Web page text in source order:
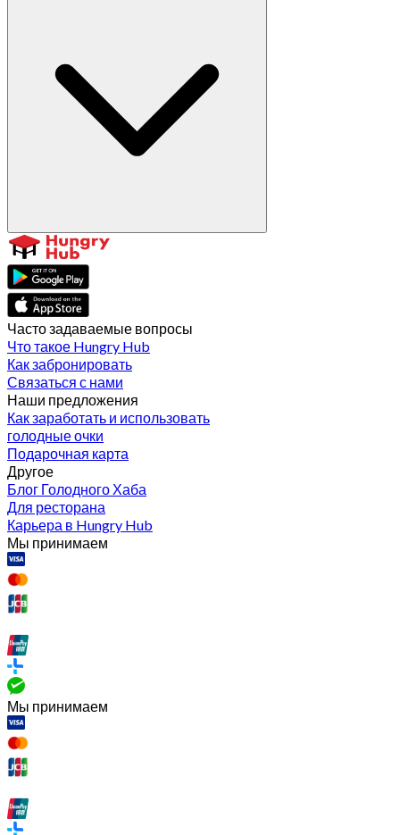
Часто задаваемые вопросы
Что такое Hungry Hub
Как забронировать
Связаться с нами
Наши предложения
Как заработать и использовать
голодные очки
Подарочная карта
Другое
Блог Голодного Хаба
Для ресторана
Карьера в Hungry Hub
Мы принимаем
Мы принимаем